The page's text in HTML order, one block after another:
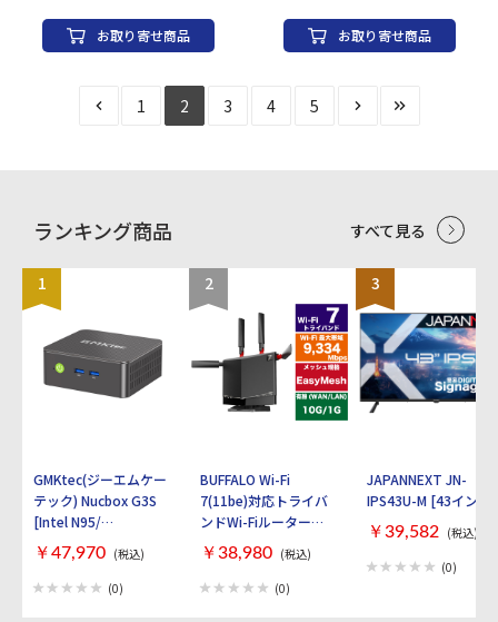
290 mm 質量：7.05 kg 付属品：リモコ
ン、リモコン用単4形乾電池(2本)、 FM簡
32kHz～192kHzに対応。 ※2：接続する
USB機器は、USBマスストレージクラスデ
ではありません。 ※5：ヘッドホンの音声
はバランス調整できません。 ＜ウッドコ
に再現するため、振動板に天然木を採用し
ています。そのため、外観が一台ごとに異
なります。
ておりません。 ※ご購入後のご相談窓口
専用 03-6634-4949 平日：10:00-
12:00/14：00-17：00
お取り寄せ商品
専用 03-6634-4949 平日：10:00-
12:00/14：00-17：00お取り寄せ商品
1 2 3 4 5
ランキング商品 すべて見る
1
GMKtec(ジーエムケー
テック) Nucbox G3S
[Intel N95/
RAM:16GB/
SSD:512GB/ Windows
11 Pro]
￥47,970 (税込)
(0)
2
BUFFALO Wi-Fi
7(11be)対応トライバ
ンドWi-Fiルーター
AirStation
WXR9300BE6P [ブラ
ック]
￥38,980 (税込)
(0)
3
JAPANNEXT JN-
IPS43U-M [43インチ]
￥39,582 (税込)
(0)